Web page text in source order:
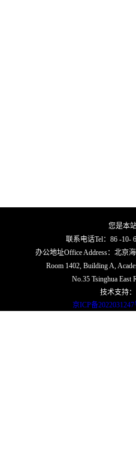
您是本
联系电话Tel：86 -10-
办公地址Office Address：北京
Room 1402, Building A,
No.35 Tsinghua East
技术支持：
京ICP备